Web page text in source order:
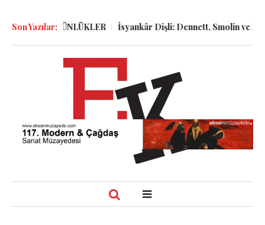
Son Yazılar:
ve GÜNLÜKLER İsyankâr Dişli: Dennett, Smolin ve